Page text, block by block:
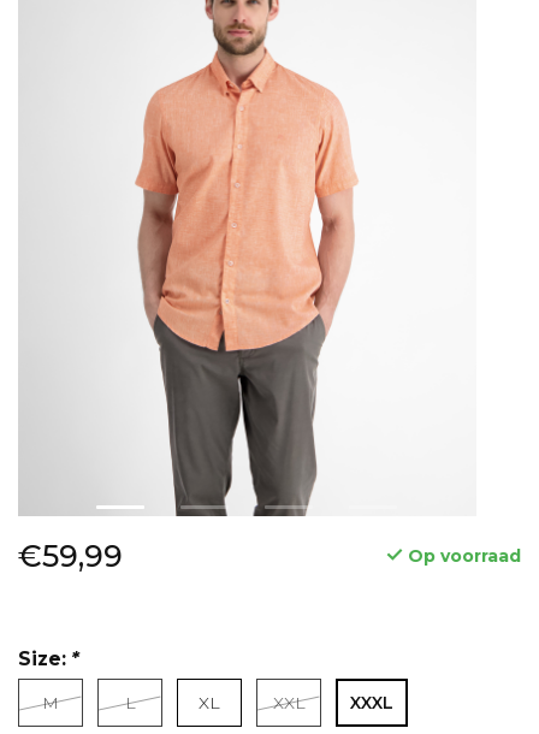
€59,99 Op voorraad
Lees meer
Size: *
M L XL XXL XXXL